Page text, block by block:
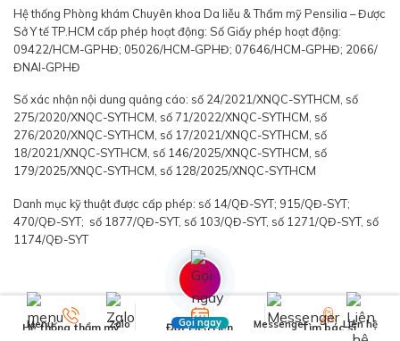
Hệ thống Phòng khám Chuyên khoa Da liễu & Thẩm mỹ Pensilia – Được
Sở Y tế TP.HCM cấp phép hoạt động: Số Giấy phép hoạt động:
09422/HCM-GPHĐ; 05026/HCM-GPHĐ; 07646/HCM-GPHĐ; 2066/
ĐNAI-GPHĐ
Số xác nhận nội dung quảng cáo: số 24/2021/XNQC-SYTHCM, số
275/2020/XNQC-SYTHCM, số 71/2022/XNQC-SYTHCM, số
276/2020/XNQC-SYTHCM, số 17/2021/XNQC-SYTHCM, số
18/2021/XNQC-SYTHCM, số 146/2025/XNQC-SYTHCM, số
179/2025/XNQC-SYTHCM, số 128/2025/XNQC-SYTHCM
Danh mục kỹ thuật được cấp phép: số 14/QĐ-SYT; 915/QĐ-SYT;
470/QĐ-SYT; số 1877/QĐ-SYT, số 103/QĐ-SYT, số 1271/QĐ-SYT, số
1174/QĐ-SYT
Hệ thống thẩm mỹ Đặt Lịch Hẹn Tìm bác sĩ
Menu Zalo Gọi ngay Messenger Liên hệ